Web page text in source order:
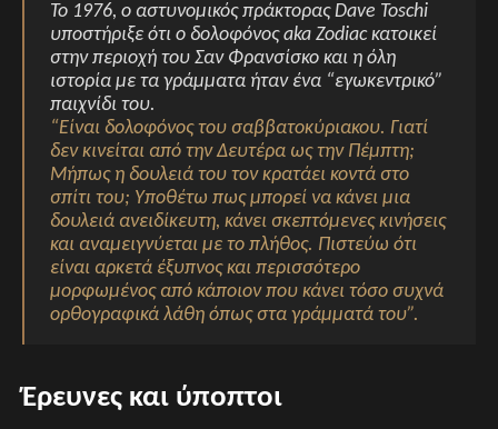
Το 1976, ο αστυνομικός πράκτορας Dave Toschi
υποστήριξε ότι ο δολοφόνοςaka Zodiacκατοικεί
στην περιοχή του Σαν Φρανσίσκο και η όλη
ιστορία με τα γράμματα ήταν ένα “εγωκεντρικό”
παιχνίδι του.
“Είναι δολοφόνος του σαββατοκύριακου. Γιατί
δεν κινείται από την Δευτέρα ως την Πέμπτη;
Μήπως η δουλειά του τον κρατάει κοντά στο
σπίτι του; Υποθέτω πως μπορεί να κάνει μια
δουλειά ανειδίκευτη, κάνει σκεπτόμενες κινήσεις
και αναμειγνύεται με το πλήθος. Πιστεύω ότι
είναι αρκετά έξυπνος και περισσότερο
μορφωμένος από κάποιον που κάνει τόσο συχνά
ορθογραφικά λάθη όπως στα γράμματά του”.
Έρευνες και ύποπτοι